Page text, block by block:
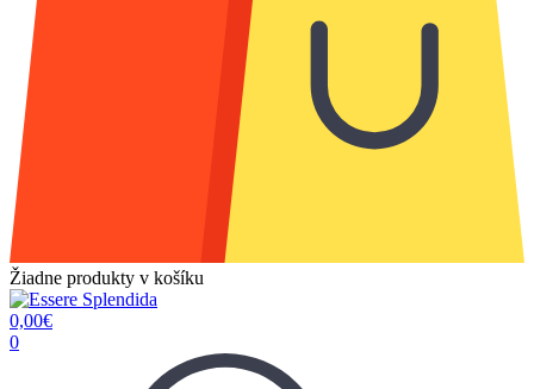
Žiadne produkty v košíku
0,00€
0